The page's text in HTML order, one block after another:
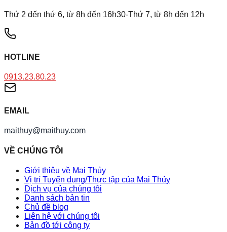
Thứ 2 đến thứ 6, từ 8h đến 16h30-Thứ 7, từ 8h đến 12h
HOTLINE
0913.23.80.23
EMAIL
maithuy@maithuy.com
VỀ CHÚNG TÔI
Giới thiệu về Mai Thủy
Vị trí Tuyển dụng/Thực tập của Mai Thủy
Dịch vụ của chúng tôi
Danh sách bản tin
Chủ đề blog
Liên hệ với chúng tôi
Bản đồ tới công ty